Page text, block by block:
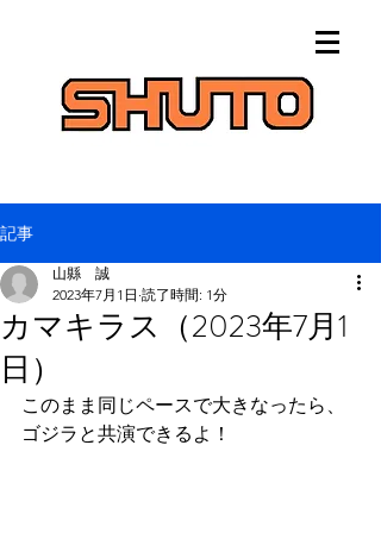
記事
カマキラス（2023年7月1
日）
山縣 誠
2023年7月1日 読了時間: 1分
このまま同じペースで大きなったら、
ゴジラと共演できるよ！